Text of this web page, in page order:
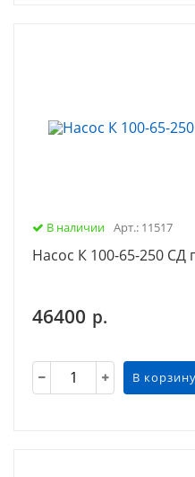
В наличии Арт.: 11517
Насос К 100-65-250 СД
46400 р.
В корзину